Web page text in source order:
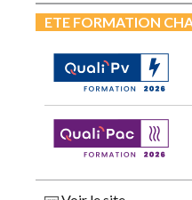
ETE FORMATION